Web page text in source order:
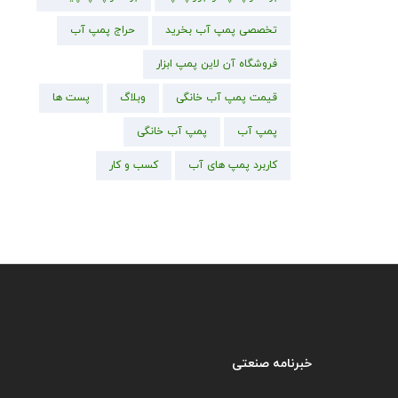
تخصصی پمپ آب بخرید حراج پمپ آب
فروشگاه آن لاین پمپ ابزار
قیمت پمپ آب خانگی وبلاگ پست ها
پمپ آب پمپ آب خانگی
کاربرد پمپ های آب کسب و کار
خبرنامه صنعتی